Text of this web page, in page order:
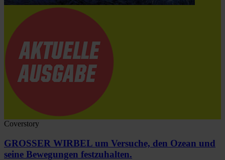
Coverstory
GROSSER WIRBEL um Versuche, den Ozean und
seine Bewegungen festzuhalten.